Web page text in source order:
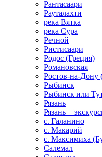
Рантасаари
Рауталахти
река Вятка
река Сура
Речной
Ристисаари
Родос (Греция)
Романовская
Ростов-на-Дону
Рыбинск
Рыбинск или
Рязань
Рязань +
с. Галанино
с. Макарий
с. Максимиха
Салемал